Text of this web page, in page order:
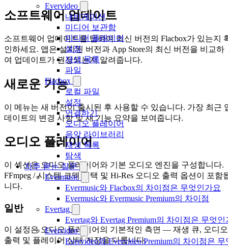
Evervideo
내비게이션
미디어 보관함
미디어 플레이어
설정
재생 목록
파일
Flacbox
로컬 파일
설정
연결하기
오디오 플레이어
음악 라이브러리
재생 목록
탐색
자주 묻는 질문
Evermusic
Evermusic와 Flacbox의 차이점은 무엇인가요
Evermusic와 Evermusic Premium의 차이점
Evertag
Evertag와 Evertag Premium의 차이점은 무엇인
Evervideo
Evervideo와 Evervideo Premium의 차이점은
소프트웨어 업데이트
소프트웨어 업데이트를 탭하여 최신 버전의 Flacbox가 있는지
인하세요. 앱은 설치된 버전과 App Store의 최신 버전을 비교하
여 업데이트가 권장되는지 알려줍니다.
새로운 기능
이 메뉴는 새 버전이 출시된 후 사용할 수 있습니다. 가장 최근
데이트의 변경 사항 및 새 기능 요약을 보여줍니다.
오디오 플레이어
이 섹션은 오디오 플레이어와 기본 오디오 엔진을 구성합니다.
FFmpeg / 시스템 코덱 선택 및 Hi-Res 오디오 출력 옵션이 포함
니다.
일반
이 설정은 오디오 플레이어의 기본적인 측면 — 재생 큐, 오디오
출력 및 플레이어 상태 저장을 다룹니다.